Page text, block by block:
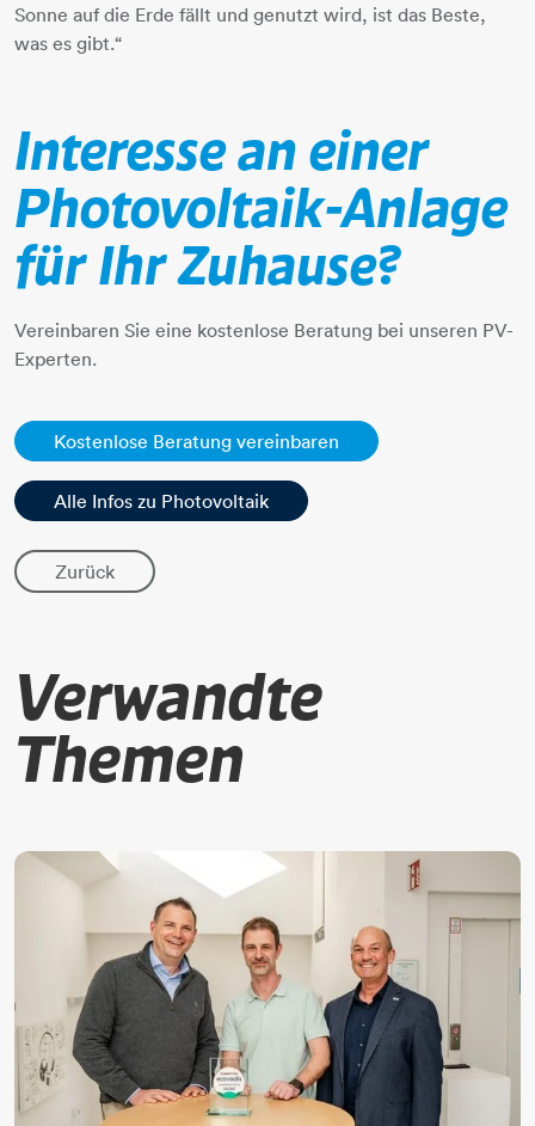
Sonne auf die Erde fällt und genutzt wird, ist das Beste,
was es gibt.“
Interesse an einer
Photovoltaik-Anlage
für Ihr Zuhause?
Vereinbaren Sie eine kostenlose Beratung bei unseren PV-
Experten.
Kostenlose Beratung vereinbaren
Alle Infos zu Photovoltaik
Zurück
Verwandte
Themen